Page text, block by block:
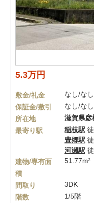
5.3万円
敷金/礼金
なし/なし
保証金/敷引
なし/なし
所在地
滋賀県彦
最寄り駅
稲枝駅
豊郷駅
河瀬駅
建物/専有面
積
51.77m²
間取り
3DK
階数
1/5階